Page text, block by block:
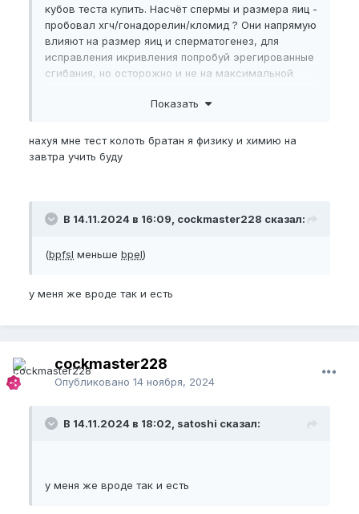
Витамин Д3 + К2,
Мультивитамины,
Пробиотики,
Аргинин,
Ашваганда,
Мумие,
бадах....
Помогите выстроить рутину тренировки кегеля и
ICM, и насчет спермы был бы благодарен, всем
кубов теста купить. Насчёт спермы и размера яиц -
пробовал хгч/гонадорелин/кломид ? Они напрямую
влияют на размер яиц и сперматогенез, для
исправления икривления попробуй эрегированные
сгибания, но осторожно и не на максимальной
Показать
нахуя мне тест колоть братан я физику и химию на
завтра учить буду
В 14.11.2024 в 16:09, cockmaster228 сказал:
(bpfsl меньше bpel)
у меня же вроде так и есть
cockmaster228
Опубликовано 14 ноября, 2024
В 14.11.2024 в 18:02, satoshi сказал:
у меня же вроде так и есть